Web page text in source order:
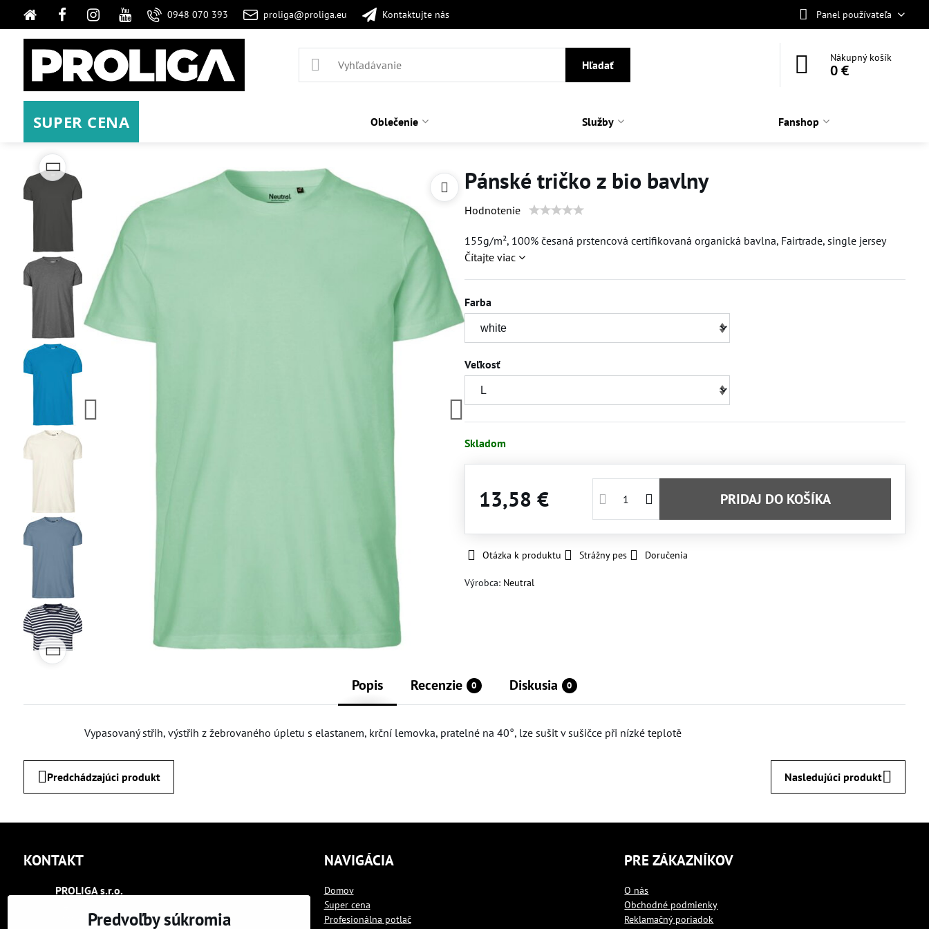
0948 070 393 proliga@proliga.eu Kontaktujte nás Panel používateľa
Hľadať
Nákupný košík
0 €
SUPER CENA Oblečenie Služby Fanshop
Pánské tričko z bio bavlny
Hodnotenie
155g/m², 100% česaná prstencová certifikovaná organická bavlna, Fairtrade, single jersey
Čítajte viac
Farba
Veľkosť
Skladom
13,58 € PRIDAJ DO KOŠÍKA
Otázka k produktu Strážny pes Doručenia
Výrobca: Neutral
Popis Recenzie 0 Diskusia 0
Vypasovaný střih, výstřih z žebrovaného úpletu s elastanem, krční lemovka, pratelné na 40°, lze sušit v sušičce při nízké teplotě
Predchádzajúci produkt Nasledujúci produkt
KONTAKT
PROLIGA s​.r​.o​.
Kasárenská 2404
NAVIGÁCIA
Domov
Super cena
Profesionálna potlač
PRE ZÁKAZNÍKOV
O nás
Obchodné podmienky
Reklamačný poriadok
Predvoľby súkromia